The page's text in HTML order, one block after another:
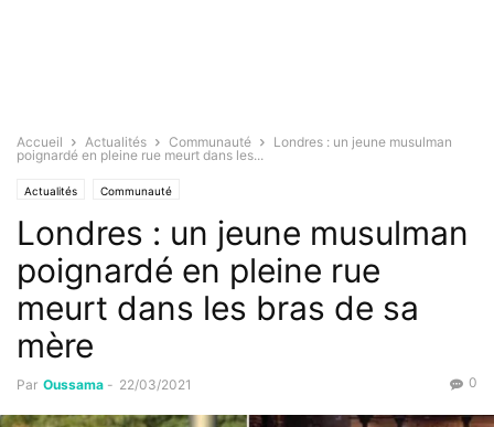
Accueil Actualités Communauté
Londres : un jeune musulman
poignardé en pleine rue meurt dans les...
Actualités Communauté
Londres : un jeune musulman
poignardé en pleine rue
meurt dans les bras de sa
mère
Par Oussama - 22/03/2021 0